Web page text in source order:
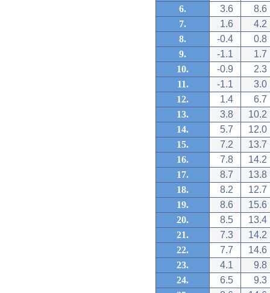
6.
3.6
8.6
7.
1.6
4.2
8.
-0.4
0.8
9.
-1.1
1.7
10.
-0.9
2.3
11.
-1.1
3.0
12.
1.4
6.7
13.
3.8
10.2
14.
5.7
12.0
15.
7.2
13.7
16.
7.8
14.2
17.
8.7
13.8
18.
8.2
12.7
19.
8.6
15.6
20.
8.5
13.4
21.
7.3
14.2
22.
7.7
14.6
23.
4.1
9.8
24.
6.5
9.3